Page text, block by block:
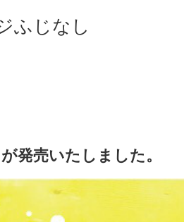
ふじなし
発売いたしました。